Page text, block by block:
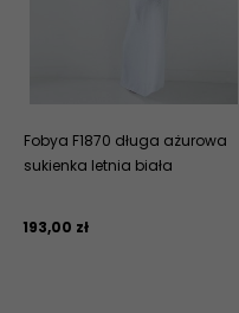
Fobya F1870 długa ażurowa
sukienka letnia biała
193,00 zł